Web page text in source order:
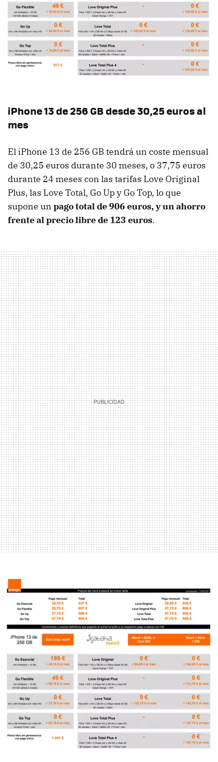
iPhone 13 de 256 GB desde 30,25 euros al
mes
El iPhone 13 de 256 GB tendrá un coste mensual
de 30,25 euros durante 30 meses, o 37,75 euros
durante 24 meses con las tarifas Love Original
Plus, las Love Total, Go Up y Go Top, lo que
supone un pago total de 906 euros, y un ahorro
frente al precio libre de 123 euros.